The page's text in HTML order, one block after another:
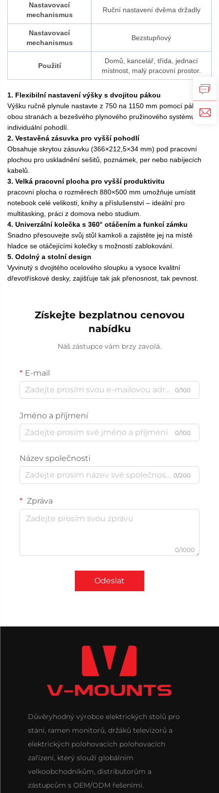
Nastavovací
mechanismus
Ruční nastavení dvěma držadly
Nastavovací
mechanismus
Bezstupňový
Použití
Domů, kancelář, třída, jednací
místnost, malý pracovní prostor.
1. Flexibilní nastavení výšky s dvojitou pákou
Výšku ručně plynule nastavte z 750 na 1150 mm pomocí pák na
obou stranách a bezešvého plynového pružinového systému pro
individuální pohodlí.
2. Vestavěná zásuvka pro vyšší pohodlí
Obsahuje skrytou zásuvku (366×212,5×34 mm) pod pracovní
plochou pro uskladnění sešitů, poznámek, per nebo nabíjecích
kabelů.
3. Velká pracovní plocha pro vyšší produktivitu
pracovní plocha o rozměrech 880×500 mm umožňuje umístit
notebook celé velikosti, knihy a příslušenství – ideální pro
multitasking, práci z domova nebo studium.
4. Univerzální kolečka s 360° otáčením a funkcí zámku
Snadno přesouvejte svůj stůl kamkoli a zajistěte jej na místě
hladce se otáčejícími kolečky s možností zablokování.
5. Odolný a stolní design
Vyvinutý s dvojitého ocelového sloupku a vysoce kvalitní
dřevotřískové desky, zajišťuje tak jak přenosnost, tak pevnost.
Získejte bezplatnou cenovou
nabídku
Náš zástupce vám brzy zavolá.
E-mail
0/100
Jméno a příjmení
0/100
Název společnosti
0/200
Zpráva
0/1000
Odeslat
Důvěryhodný výrobce elektrických stolů pro
stání, ramen monitorů, držáků televizorů a
elektrických polohovacích polohovacích
zařízení, který slouží globálním
velkoobchodníkům, distributorům a
zástupcům s OEM/ODM řešeními.